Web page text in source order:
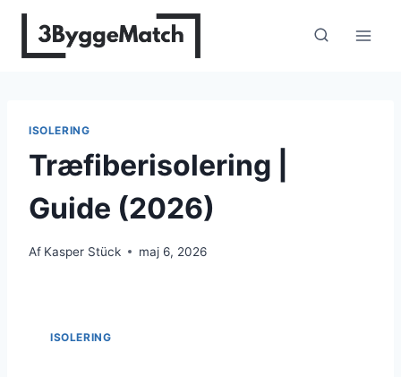
Fortsæt
indhold
ISOLERING
Træfiberisolering |
Guide (2026)
Af Kasper Stück maj 6, 2026
ISOLERING